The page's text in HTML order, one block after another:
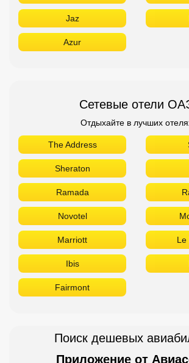
Jaz
Azur
Сетевые отели
Отдыхайте в лучших
The Address
Sheraton
Ramada
Novotel
Marriott Le
Ibis
Fairmont
Поиск дешевых
Приложение от